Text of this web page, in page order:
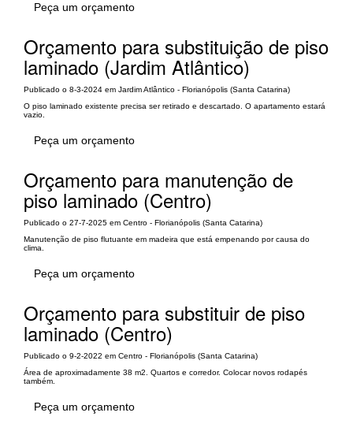
Peça um orçamento
Orçamento para substituição de piso
laminado (Jardim Atlântico)
Publicado o 8-3-2024 em Jardim Atlântico - Florianópolis (Santa Catarina)
O piso laminado existente precisa ser retirado e descartado. O apartamento estará
vazio.
Peça um orçamento
Orçamento para manutenção de
piso laminado (Centro)
Publicado o 27-7-2025 em Centro - Florianópolis (Santa Catarina)
Manutenção de piso flutuante em madeira que está empenando por causa do
clima.
Peça um orçamento
Orçamento para substituir de piso
laminado (Centro)
Publicado o 9-2-2022 em Centro - Florianópolis (Santa Catarina)
Área de aproximadamente 38 m2. Quartos e corredor. Colocar novos rodapés
também.
Peça um orçamento